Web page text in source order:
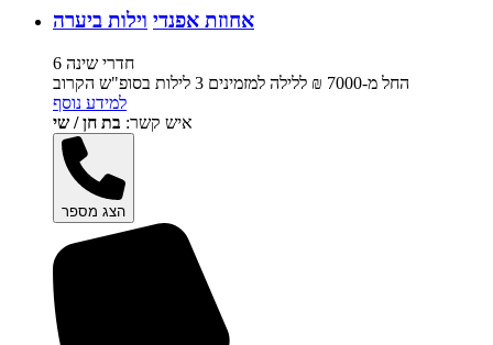
אחוזת אפנדי וילות ביערה
6 חדרי שינה
החל מ-‏7000 ₪ ללילה למזמינים 3 לילות בסופ"ש הקרוב
למידע נוסף
איש קשר: בת חן / שי
הצג מספר